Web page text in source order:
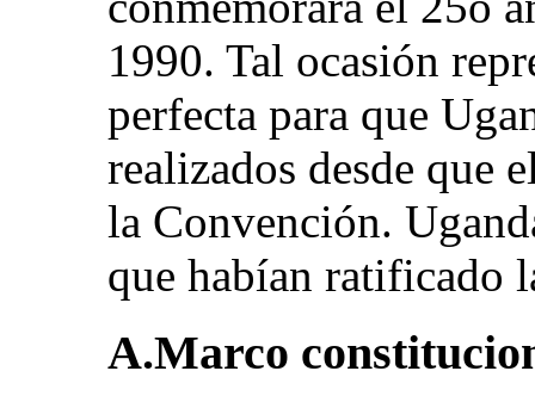
1990. Tal ocasión
perfecta para que
realizados desde que
la Convención.
que habían ratificado
A.Marco